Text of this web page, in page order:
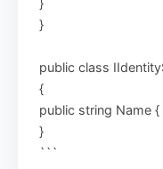
}
}
public class
{
public string Name
}
```